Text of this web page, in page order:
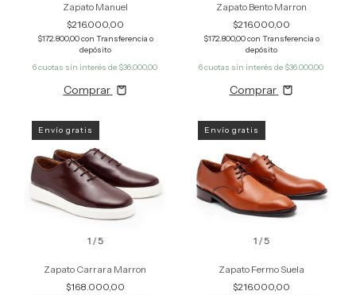
Zapato Manuel
$216.000,00
$172.800,00con Transferencia o
depósito
6cuotas sin interés de $36.000,00
Comprar
Zapato Bento Marron
$216.000,00
$172.800,00con Transferencia o
depósito
6cuotas sin interés de $36.000,00
Comprar
1 /5
Envío gratis
Zapato Carrara Marron
$168.000,00
1 /5
Envío gratis
Zapato Fermo Suela
$216.000,00